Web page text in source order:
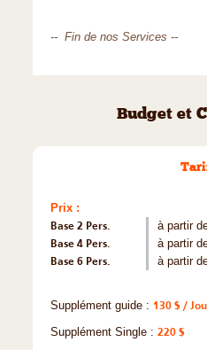
-- Fin de nos Services --
Budget et
Prix :
Base 2 Pers.
à partir
Base 4 Pers.
à partir
Base 6 Pers.
à partir
Supplément guide : 130 $ /
Supplément Single : 220 $